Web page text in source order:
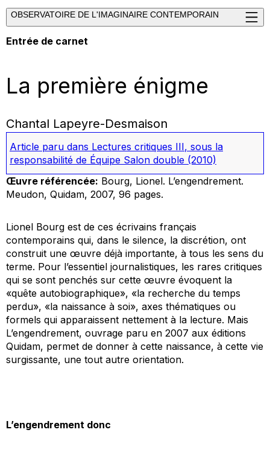
OBSERVATOIRE DE L'IMAGINAIRE CONTEMPORAIN
Entrée de carnet
La première énigme
Chantal Lapeyre-Desmaison
Article paru dans Lectures critiques III, sous la
responsabilité de Équipe Salon double (2010)
Œuvre référencée: Bourg, Lionel. L’engendrement.
Meudon, Quidam, 2007, 96 pages.
Lionel Bourg est de ces écrivains français
contemporains qui, dans le silence, la discrétion, ont
construit une œuvre déjà importante, à tous les sens du
terme. Pour l’essentiel journalistiques, les rares critiques
qui se sont penchés sur cette œuvre évoquent la
«quête autobiographique», «la recherche du temps
perdu», «la naissance à soi», axes thématiques ou
formels qui apparaissent nettement à la lecture. Mais
L’engendrement, ouvrage paru en 2007 aux éditions
Quidam, permet de donner à cette naissance, à cette vie
surgissante, une tout autre orientation.
L’engendrement donc